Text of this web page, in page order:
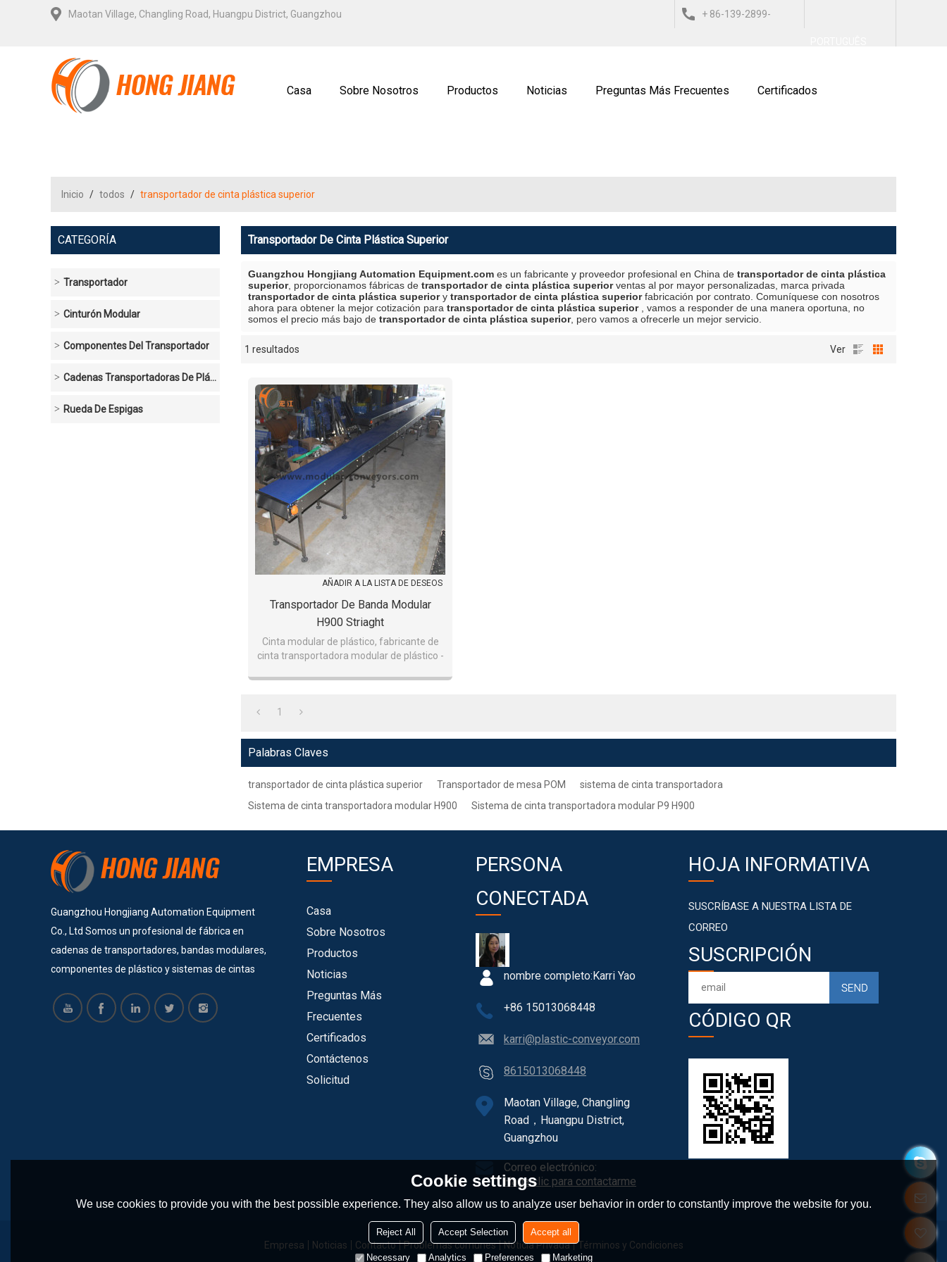
Maotan Village, Changling Road, Huangpu District, Guangzhou + 86-139-2899-
Casa Sobre Nosotros Productos Noticias Preguntas Más Frecuentes Certificados
Inicio / todos / transportador de cinta plástica superior
CATEGORÍA
Transportador
Cinturón Modular
Componentes Del Transportador
Cadenas Transportadoras De Plástico
Rueda De Espigas
Transportador De Cinta Plástica Superior
Guangzhou Hongjiang Automation Equipment.com es un fabricante y proveedor profesional en China de transportador de cinta plástica
superior, proporcionamos fábricas de transportador de cinta plástica superiorventas al por mayor personalizadas, marca privada
transportador de cinta plástica superiory transportador de cinta plástica superiorfabricación por contrato. Comuníquese con nosotros
ahora para obtener la mejor cotización para transportador de cinta plástica superior, vamos a responder de una manera oportuna, no
somos el precio más bajo de transportador de cinta plástica superior, pero vamos a ofrecerle un mejor servicio.
1 resultados Ver
escaparate
AÑADIR A LA LISTA DE DESEOS
Transportador De Banda Modular
H900 Striaght
Cinta modular de plástico, fabricante de
cinta transportadora modular de plástico -
1
Palabras Claves
transportador de cinta plástica superior Transportador de mesa POM
sistema de cinta transportadora
Sistema de cinta transportadora modular H900
Sistema de cinta transportadora modular P9 H900
Guangzhou Hongjiang Automation Equipment
Co., Ltd Somos un profesional de fábrica en
cadenas de transportadores, bandas modulares,
componentes de plástico y sistemas de cintas
nuestros productos tienen certificado SGS, ISO,
CE. Ahora ofrecemos servicios para muchas
ruedas locas y otros componentes de plástico. y
profesionales para diseñar y producir
EMPRESA
Casa
Sobre Nosotros
Productos
Noticias
Preguntas Más
Frecuentes
Certificados
Contáctenos
Solicitud
PERSONA
CONECTADA
nombre completo:Karri Yao
+86 15013068448
karri@plastic-conveyor.com
8615013068448
Maotan Village, Changling
Road，Huangpu District,
Guangzhou
Correo electrónico:
Haga clic para contactarme
HOJA INFORMATIVA
SUSCRÍBASE A NUESTRA LISTA DE
CORREO
SUSCRIPCIÓN
CÓDIGO QR
Empresa Noticias Contacto Problemas comunes Noticia Privada
Términos y Condiciones
Cookie settings
We use cookies to provide you with the best possible experience. They also allow us to analyze user behavior in order to constantly improve the website for you.
Reject All Accept Selection Accept all
Necessary Analytics Preferences Marketing